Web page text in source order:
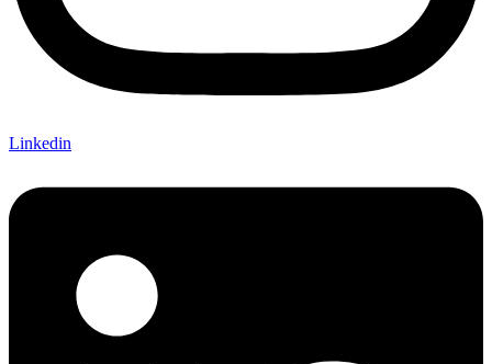
Linkedin